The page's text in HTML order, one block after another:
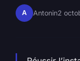
A Antonin2